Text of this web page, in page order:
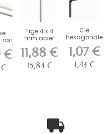
rail
€
Tige 4 x 4
mm acier
en U ( 100 kg
) -...
11,88 €
15,84 €
Clé
hexagonale
pour
systéme
antivol -...
1,07 €
1,43 €